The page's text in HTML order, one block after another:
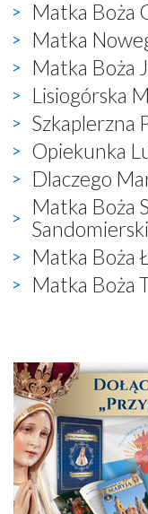
Matka Boża
Matka
Matka Boża
Lisiogórska
Szkaplerzna
Opiekunka
Dlaczego
Matka Boża
Matka Boża
Matka Boża